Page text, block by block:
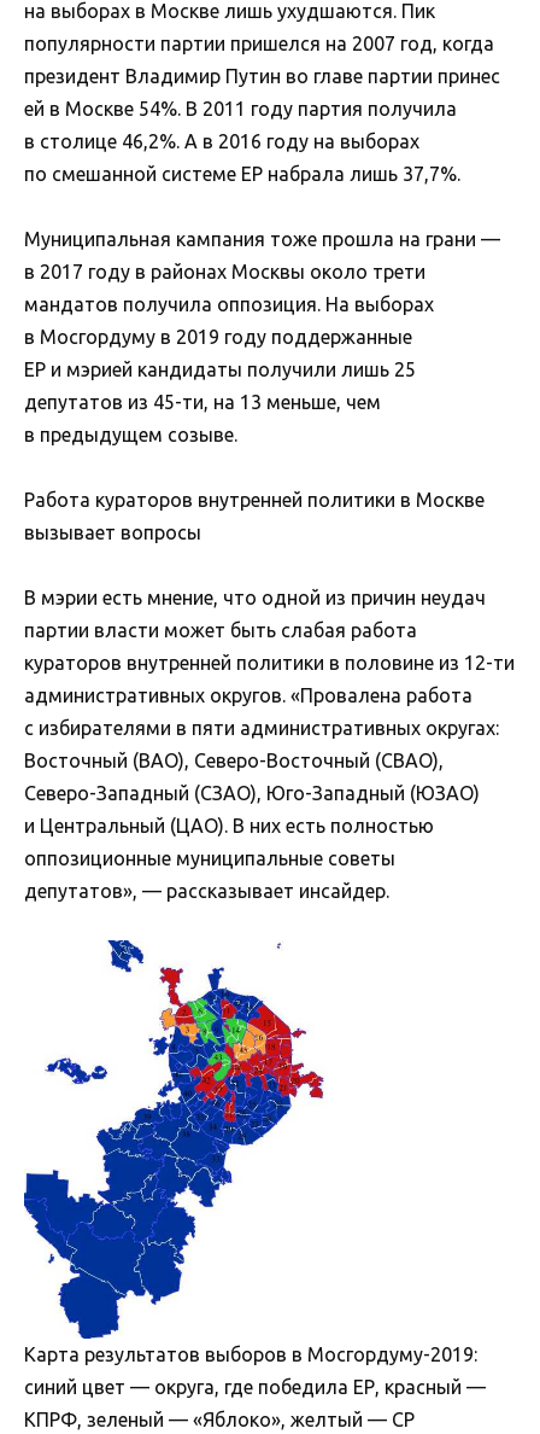
на выборах в Москве лишь ухудшаются. Пик
популярности партии пришелся на 2007 год, когда
президент Владимир Путин во главе партии принес
ей в Москве 54%. В 2011 году партия получила
в столице 46,2%. А в 2016 году на выборах
по смешанной системе ЕР набрала лишь 37,7%.
Муниципальная кампания тоже прошла на грани —
в 2017 году в районах Москвы около трети
мандатов получила оппозиция. На выборах
в Мосгордуму в 2019 году поддержанные
ЕР и мэрией кандидаты получили лишь 25
депутатов из 45-ти, на 13 меньше, чем
в предыдущем созыве.
Работа кураторов внутренней политики в Москве
вызывает вопросы
В мэрии есть мнение, что одной из причин неудач
партии власти может быть слабая работа
кураторов внутренней политики в половине из 12-ти
административных округов. «Провалена работа
с избирателями в пяти административных округах:
Восточный (ВАО), Северо-Восточный (СВАО),
Северо-Западный (СЗАО), Юго-Западный (ЮЗАО)
и Центральный (ЦАО). В них есть полностью
оппозиционные муниципальные советы
депутатов», — рассказывает инсайдер.
Карта результатов выборов в Мосгордуму-2019:
синий цвет — округа, где победила ЕР, красный —
КПРФ, зеленый — «Яблоко», желтый — СР